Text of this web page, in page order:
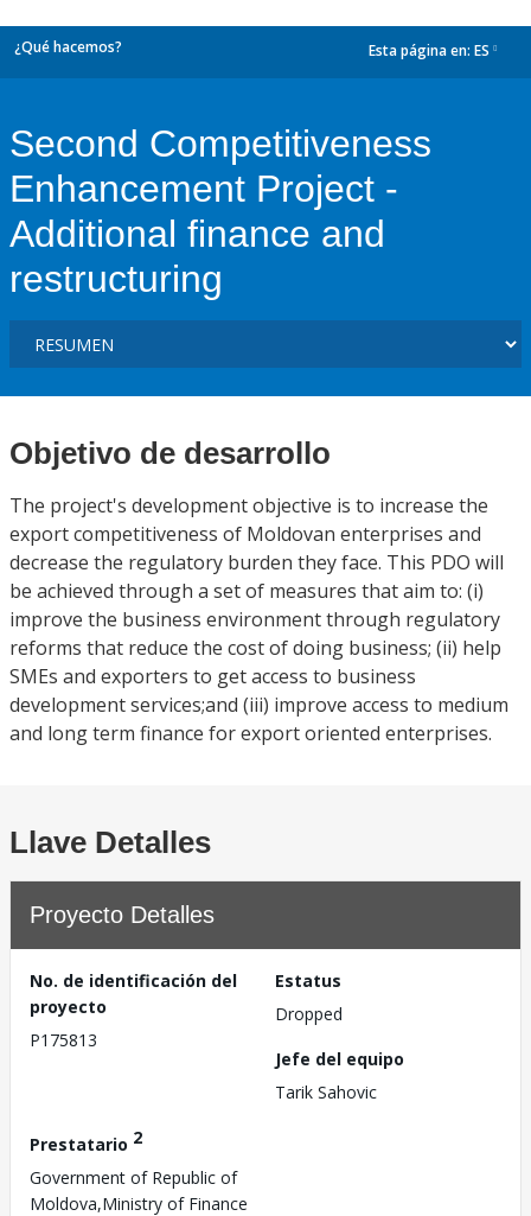
¿Qué hacemos? Esta página en: ES
Second Competitiveness
Enhancement Project -
Additional finance and
restructuring
Objetivo de desarrollo
The project's development objective is to increase the
export competitiveness of Moldovan enterprises and
decrease the regulatory burden they face. This PDO will
be achieved through a set of measures that aim to: (i)
improve the business environment through regulatory
reforms that reduce the cost of doing business; (ii) help
SMEs and exporters to get access to business
development services;and (iii) improve access to medium
and long term finance for export oriented enterprises.
Llave Detalles
Proyecto Detalles
No. de identificación del
proyecto
P175813
Estatus
Dropped
Jefe del equipo
Tarik Sahovic
Prestatario 2
Government of Republic of
Moldova,Ministry of Finance